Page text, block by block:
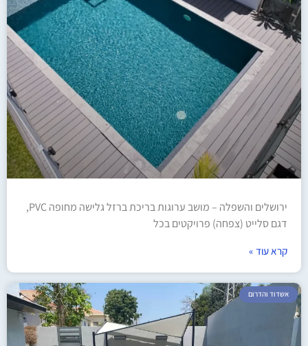
ירושלים והשפלה – מושב ערוגות בריכת ברזל גלישה מחופה PVC,
דגם סלייט (צפחה) פרויקטים בכל
קרא עוד »
אשדוד והדרום